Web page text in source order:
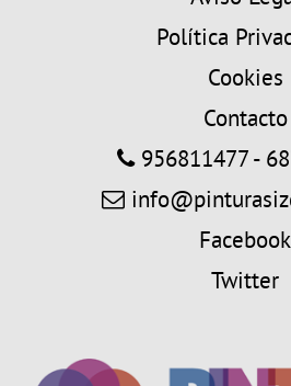
Política
Cookies
Contacto
956811477 -
Facebook
Twitter